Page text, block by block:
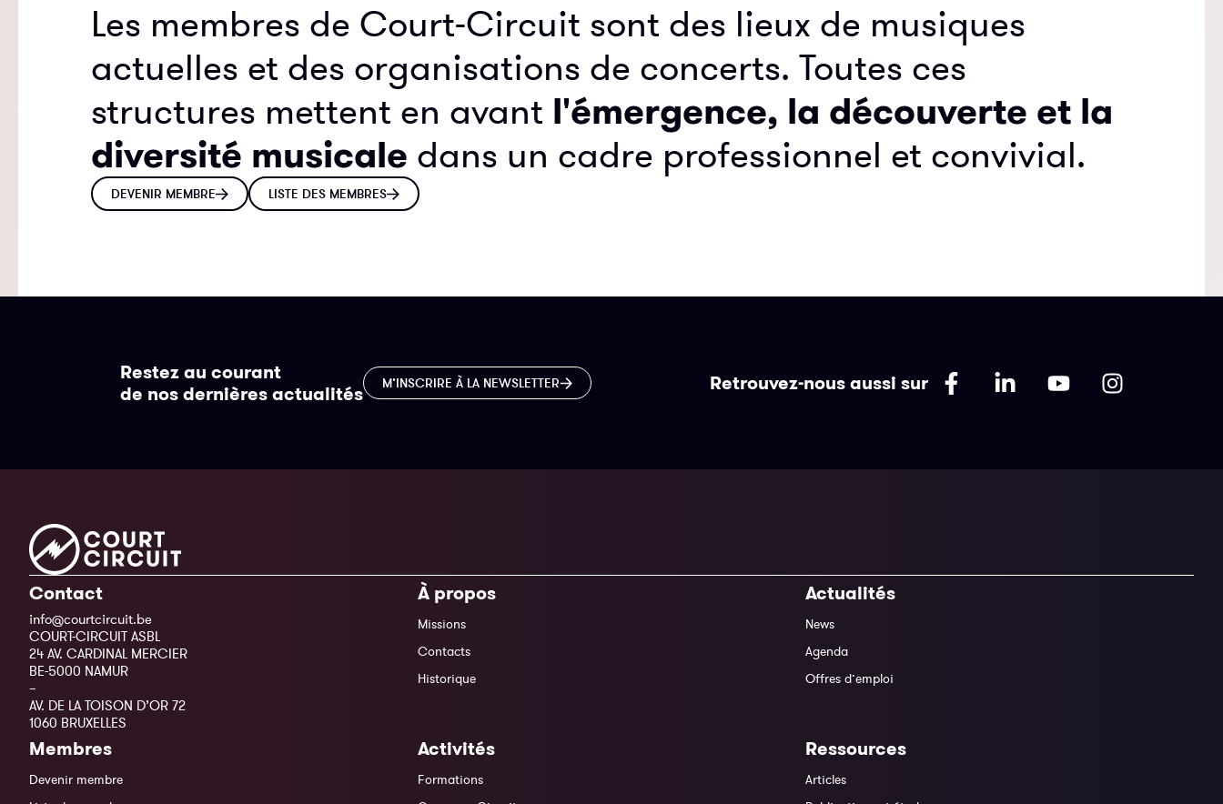
Les membres de Court-Circuit sont des lieux de musiques
actuelles et des organisations de concerts. Toutes ces
structures mettent en avant l'émergence, la découverte et la
diversité musicale dans un cadre professionnel et convivial.
DEVENIR MEMBRE LISTE DES MEMBRES
Restez au courant
de nos dernières actualités
M’INSCRIRE À LA NEWSLETTER Retrouvez-nous aussi sur
Contact
info@courtcircuit.be
COURT-CIRCUIT ASBL
24 AV. CARDINAL MERCIER
BE-5000 NAMUR
–
AV. DE LA TOISON D’OR 72
1060 BRUXELLES
À propos
Missions
Contacts
Historique
Actualités
News
Agenda
Offres d’emploi
Membres
Devenir membre
Activités
Formations
Ressources
Articles